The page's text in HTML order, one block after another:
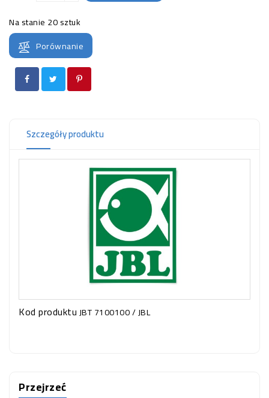
OCZKO
WODNE
(SPRZĘT)
KONTAKT
Na stanie 20 sztuk
Porównanie
Szczegóły produktu
Kod produktuJBT 7100100 / JBL
Przejrzeć